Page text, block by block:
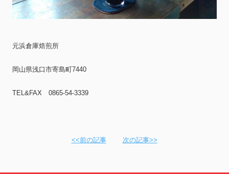
元浜倉庫焙煎所
岡山県浅口市寄島町7440
TEL&FAX 0865-54-3339
<<前の記事 次の記事>>